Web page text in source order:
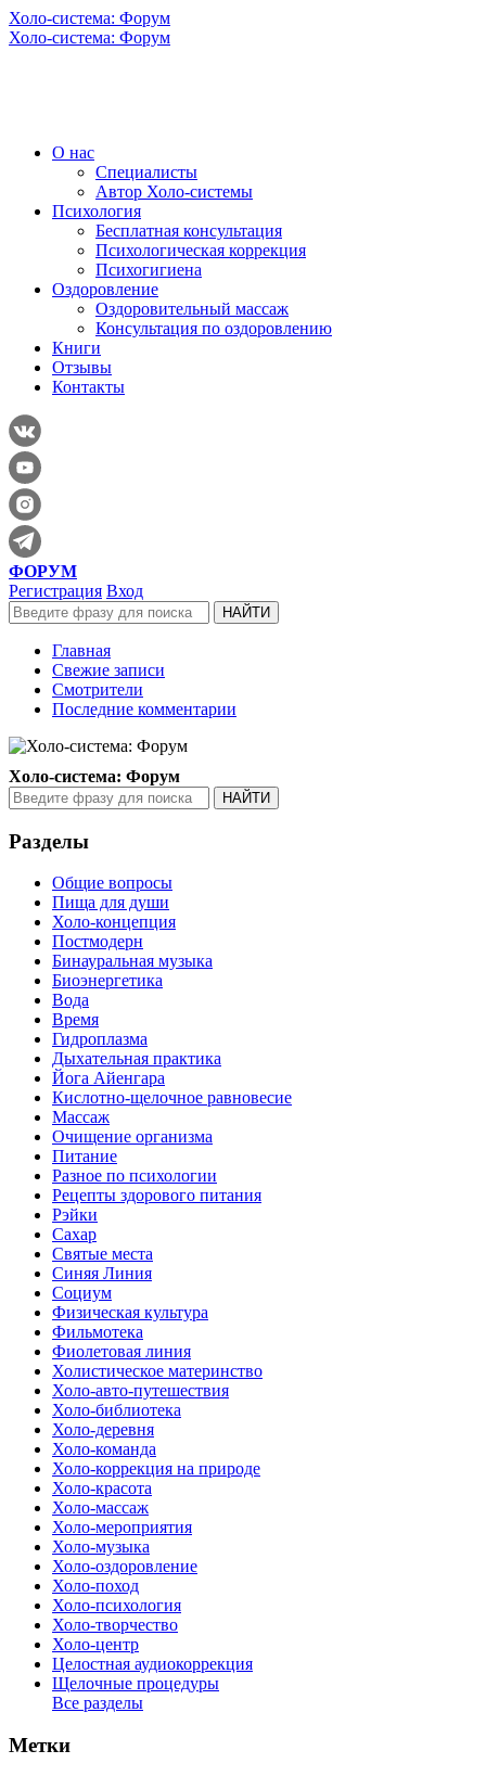
Холо-система: Форум
Холо-система: Форум
О нас
Специалисты
Автор Холо-системы
Психология
Бесплатная консультация
Психологическая коррекция
Психогигиена
Оздоровление
Оздоровительный массаж
Консультация по оздоровлению
Книги
Отзывы
Контакты
ФОРУМ
Регистрация Вход
Главная
Свежие записи
Смотрители
Последние комментарии
Холо-система: Форум
Разделы
Общие вопросы
Пища для души
Холо-концепция
Постмодерн
Бинауральная музыка
Биоэнергетика
Вода
Время
Гидроплазма
Дыхательная практика
Йога Айенгара
Кислотно-щелочное равновесие
Массаж
Очищение организма
Питание
Разное по психологии
Рецепты здорового питания
Рэйки
Сахар
Святые места
Синяя Линия
Социум
Физическая культура
Фильмотека
Фиолетовая линия
Холистическое материнство
Холо-авто-путешествия
Холо-библиотека
Холо-деревня
Холо-команда
Холо-коррекция на природе
Холо-красота
Холо-массаж
Холо-мероприятия
Холо-музыка
Холо-оздоровление
Холо-поход
Холо-психология
Холо-творчество
Холо-центр
Целостная аудиокоррекция
Щелочные процедуры
Все разделы
Метки